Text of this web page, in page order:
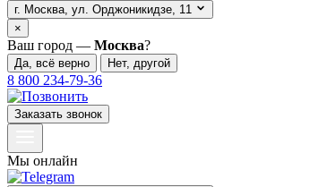
г. Москва, ул. Орджоникидзе, 11
×
Ваш город — Москва?
Да, всё верно Нет, другой
8 800 234-79-36
Заказать звонок
Мы онлайн